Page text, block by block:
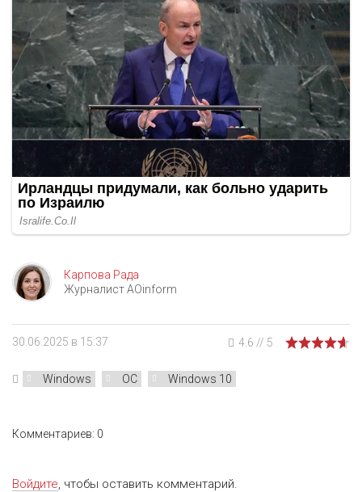
Карпова Рада
Журналист AOinform
30.06.2025 в 15:37 4.6 // 5
Windows ОС Windows 10
Комментариев: 0
Войдите, чтобы оставить комментарий.